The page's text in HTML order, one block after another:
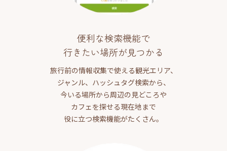
便利な検索機能で
行きたい場所が見つかる
旅行前の情報収集で使える観光エリア、
ジャンル、ハッシュタグ検索から、
今いる場所から周辺の見どころや
カフェを探せる現在地まで
役に立つ検索機能がたくさん。